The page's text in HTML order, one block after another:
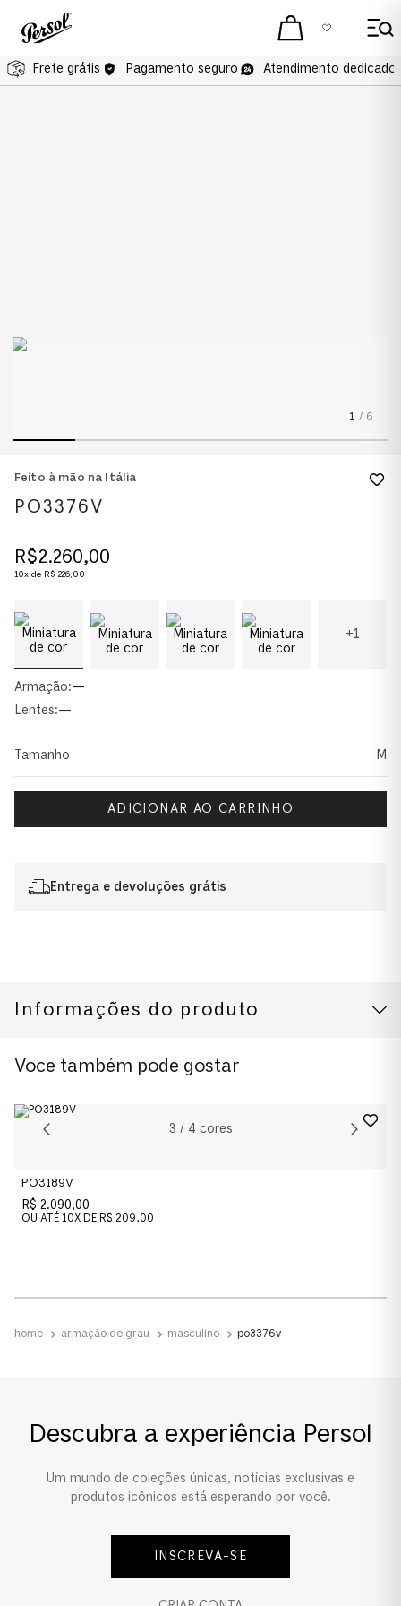
Frete grátis Pagamento seguro Atendimento dedicado
1 / 6
Feito à mão na Itália
PO3376V
R$2.260,00
10x de R$ 226,00
+1
Armação:—
Lentes:—
Tamanho M
ADICIONAR AO CARRINHO
Entrega e devoluções grátis
Informações do produto
CUIDADOS COM O PRODUTO
Voce também pode gostar
3 / 4 cores
PO3189V
R$ 2.090,00
OU ATÉ 10X DE R$ 209,00
armação de grau masculino po3376v
Descubra a experiência Persol
Um mundo de coleções únicas, notícias exclusivas e
produtos icônicos está esperando por você.
INSCREVA-SE